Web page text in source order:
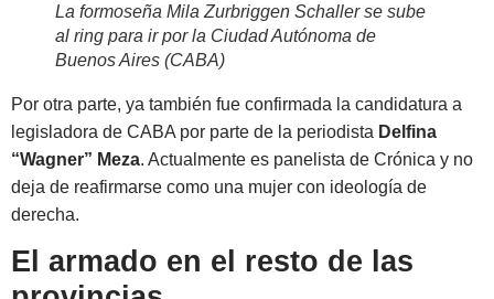
La formoseña Mila Zurbriggen Schaller se sube
al ring para ir por la Ciudad Autónoma de
Buenos Aires (CABA)
Por otra parte, ya también fue confirmada la candidatura a
legisladora de CABA por parte de la periodista Delfina
“Wagner” Meza. Actualmente es panelista de Crónica y no
deja de reafirmarse como una mujer con ideología de
derecha.
El armado en el resto de las